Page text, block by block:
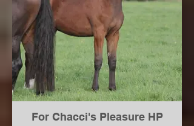
For Chacci's Pleasure HP